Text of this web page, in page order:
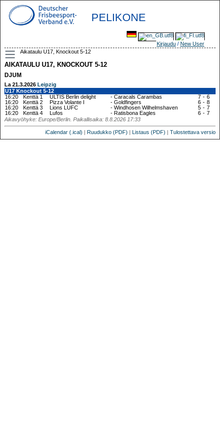
PELIKONE
Kirjaudu / New User
Aikataulu U17, Knockout 5-12
AIKATAULU U17, KNOCKOUT 5-12
DJUM
La 21.3.2026 Leipzig
U17 Knockout 5-12
16:20
Kenttä 1 ULTIS Berlin delight - Caracals Carambas 7 - 6
16:20
Kenttä 2 Pizza Volante I - Goldfingers 6 - 8
16:20
Kenttä 3 Lions LUFC - Windhosen Wilhelmshaven 5 - 7
16:20
Kenttä 4 Lufos - Ratisbona Eagles 6 - 7
Aikavyöhyke: Europe/Berlin. Paikallisaika: 8.8.2026 17:33
iCalendar (.ical) | Ruudukko (PDF) | Listaus (PDF) | Tulostettava versio